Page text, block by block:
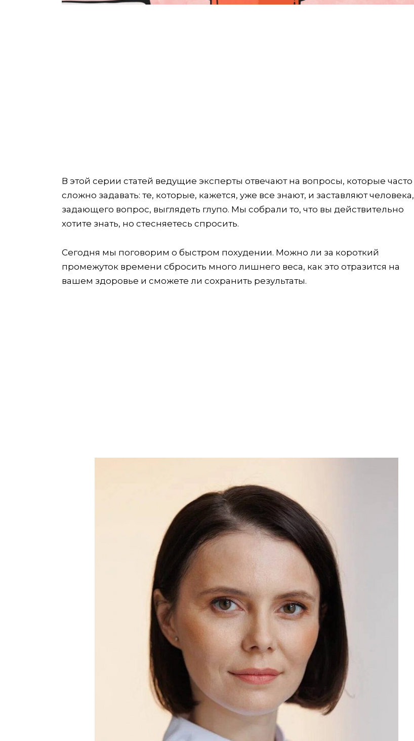
В этой серии статей ведущие эксперты отвечают на вопросы, которые часто
сложно задавать: те, которые, кажется, уже все знают, и заставляют человека,
задающего вопрос, выглядеть глупо. Мы собрали то, что вы действительно
хотите знать, но стесняетесь спросить.
Сегодня мы поговорим о быстром похудении. Можно ли за короткий
промежуток времени сбросить много лишнего веса, как это отразится на
вашем здоровье и сможете ли сохранить результаты.